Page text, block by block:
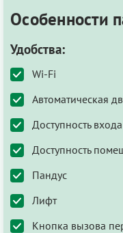
Особенности
Удобства:
Wi-Fi
Автоматическая
Доступность
Доступность
Пандус
Лифт
Кнопка вызова